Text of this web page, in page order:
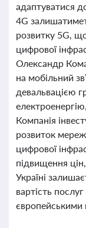
адаптуватися
4G
розвитку 5G,
цифрової
Олександр
на мобільний
девальвацією
Компанія
розвиток
цифрової
підвищення
Україні
вартість
європейськими